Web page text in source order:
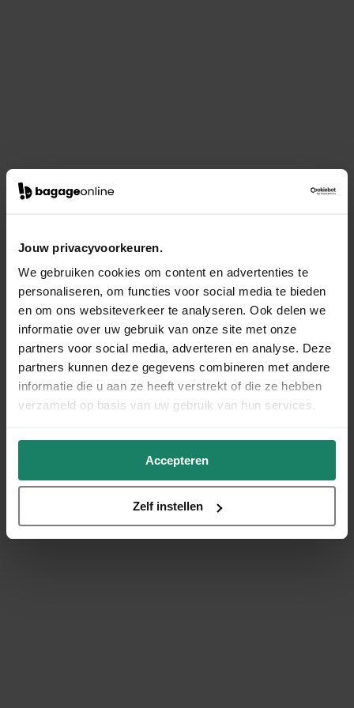
Jouw privacyvoorkeuren.
We gebruiken cookies om content en advertenties te
personaliseren, om functies voor social media te bieden
en om ons websiteverkeer te analyseren. Ook delen we
informatie over uw gebruik van onze site met onze
partners voor social media, adverteren en analyse. Deze
partners kunnen deze gegevens combineren met andere
informatie die u aan ze heeft verstrekt of die ze hebben
verzameld op basis van uw gebruik van hun services.
Accepteren
Zelf instellen